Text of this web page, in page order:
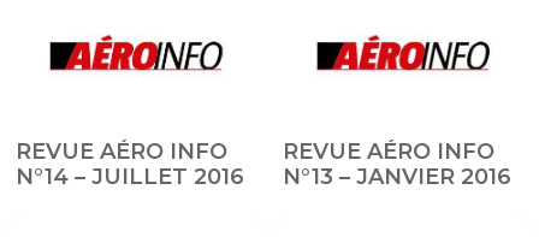
REVUE AÉRO INFO
N°14 – JUILLET 2016
REVUE AÉRO INFO
N°13 – JANVIER 2016